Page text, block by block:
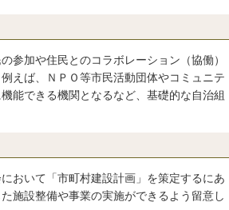
参加や住民とのコラボレーション（協働）
えば、ＮＰＯ等市民活動団体やコミュニテ
能できる機関となるなど、基礎的な自治組
おいて「市町村建設計画」を策定するにあ
施設整備や事業の実施ができるよう留意し